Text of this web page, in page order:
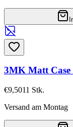
3MK Matt
€9,5011 Stk.
Versand am Montag